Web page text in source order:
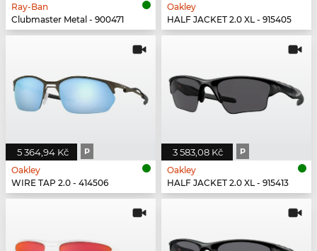
Ray-Ban
Clubmaster Metal - 900471
Oakley
HALF JACKET 2.0 XL - 915405
5 364,94 Kč P
Oakley
WIRE TAP 2.0 - 414506
3 583,08 Kč P
Oakley
HALF JACKET 2.0 XL - 915413